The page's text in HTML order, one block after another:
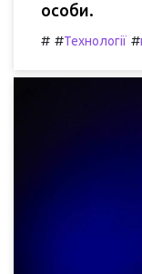
особи.
# #Технології #